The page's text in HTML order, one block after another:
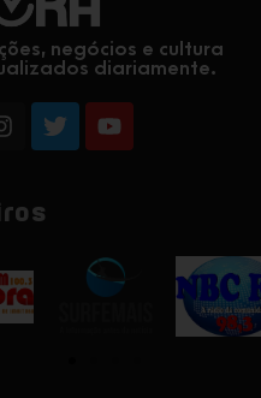
negócios e cultura
diariamente.